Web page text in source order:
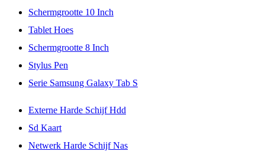
Schermgrootte 10 Inch
Tablet Hoes
Schermgrootte 8 Inch
Stylus Pen
Serie Samsung Galaxy Tab S
Externe Harde Schijf Hdd
Sd Kaart
Netwerk Harde Schijf Nas